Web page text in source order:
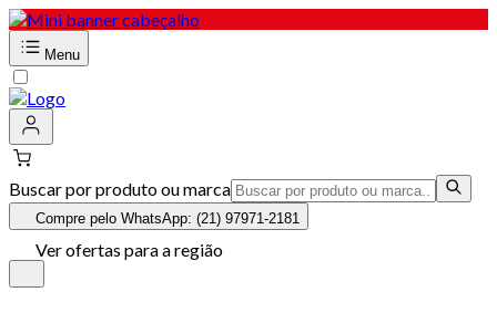
Menu
Buscar por produto ou marca
Compre pelo WhatsApp: (21) 97971-2181
Ver ofertas para a região